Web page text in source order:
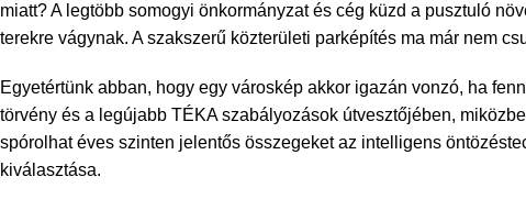
miatt? A legtöbb somogyi önkormányzat és cég küzd a pusztuló
terekre vágynak. A szakszerű közterületi parképítés ma már nem
Egyetértünk abban, hogy egy városkép akkor igazán vonzó, ha
törvény és a legújabb TÉKA szabályozások útvesztőjében,
spórolhat éves szinten jelentős összegeket az intelligens
kiválasztása.